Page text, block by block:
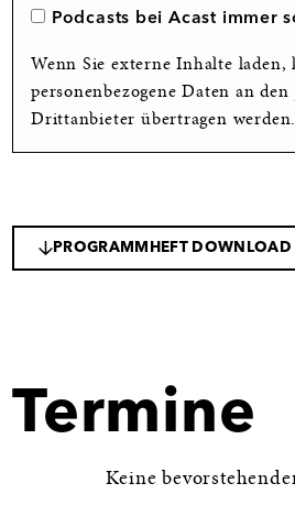
Podcasts bei Acast immer
Wenn Sie externe Inhalte laden,
personenbezogene Daten an
Drittanbieter übertragen werden.
PROGRAMMHEFT DOWNLOAD
Termine
Keine